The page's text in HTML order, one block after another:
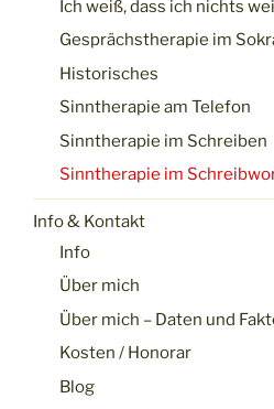
Ich weiß, dass ich nichts
Gesprächstherapie im
Historisches
Sinntherapie am Telefon
Sinntherapie im Schreiben
Sinntherapie im
Info & Kontakt
Info
Über mich
Über mich – Daten und
Kosten / Honorar
Blog